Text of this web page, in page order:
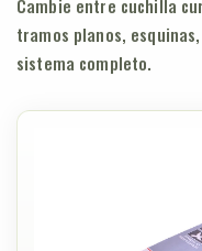
Cambie entre cuchilla
tramos planos,
sistema completo.